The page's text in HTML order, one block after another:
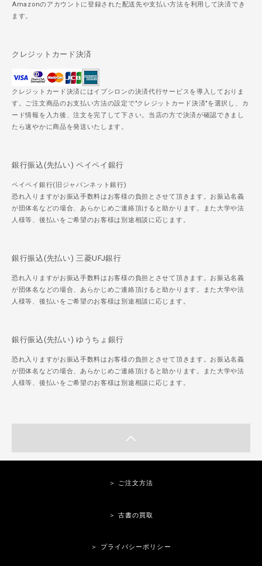
Amazonのアカウントに登録された配送先や支払い方法を利用して決済でき
ます。
クレジットカード決済
クレジットカード決済にはイプシロンの決済代行サービスを導入しておりま
す。ご注文商品のお支払い方法の設定で"クレジットカード決済"を選択し、カ
ード情報を入力後、注文を完了して下さい。当店の方で決済が確認できまし
たら速やかに商品を発送いたします。
銀行振込(先払い) ペイペイ銀行
ペイペイ銀行(旧ジャパンネット銀行)
恐れ入りますがお振込手数料はお客様の負担とさせて頂きます。お振込名義
が団体名などの場合、あらかじめご連絡頂けると助かります。また大学や法
人様等、後払いをご希望のお客様は別途相談に応じます。
銀行振込(先払い) 三菱UFJ銀行
恐れ入りますがお振込手数料はお客様の負担とさせて頂きます。お振込名義
が団体名などの場合、あらかじめご連絡頂けると助かります。また大学や法
人様等、後払いをご希望のお客様は別途相談に応じます。
銀行振込(先払い) ゆうちょ銀行
恐れ入りますがお振込手数料はお客様の負担とさせて頂きます。お振込名義
が団体名などの場合、あらかじめご連絡頂けると助かります。また大学や法
人様等、後払いをご希望のお客様は別途相談に応じます。
＞ ご注文方法
＞ 古書の買取
＞ プライバシーポリシー